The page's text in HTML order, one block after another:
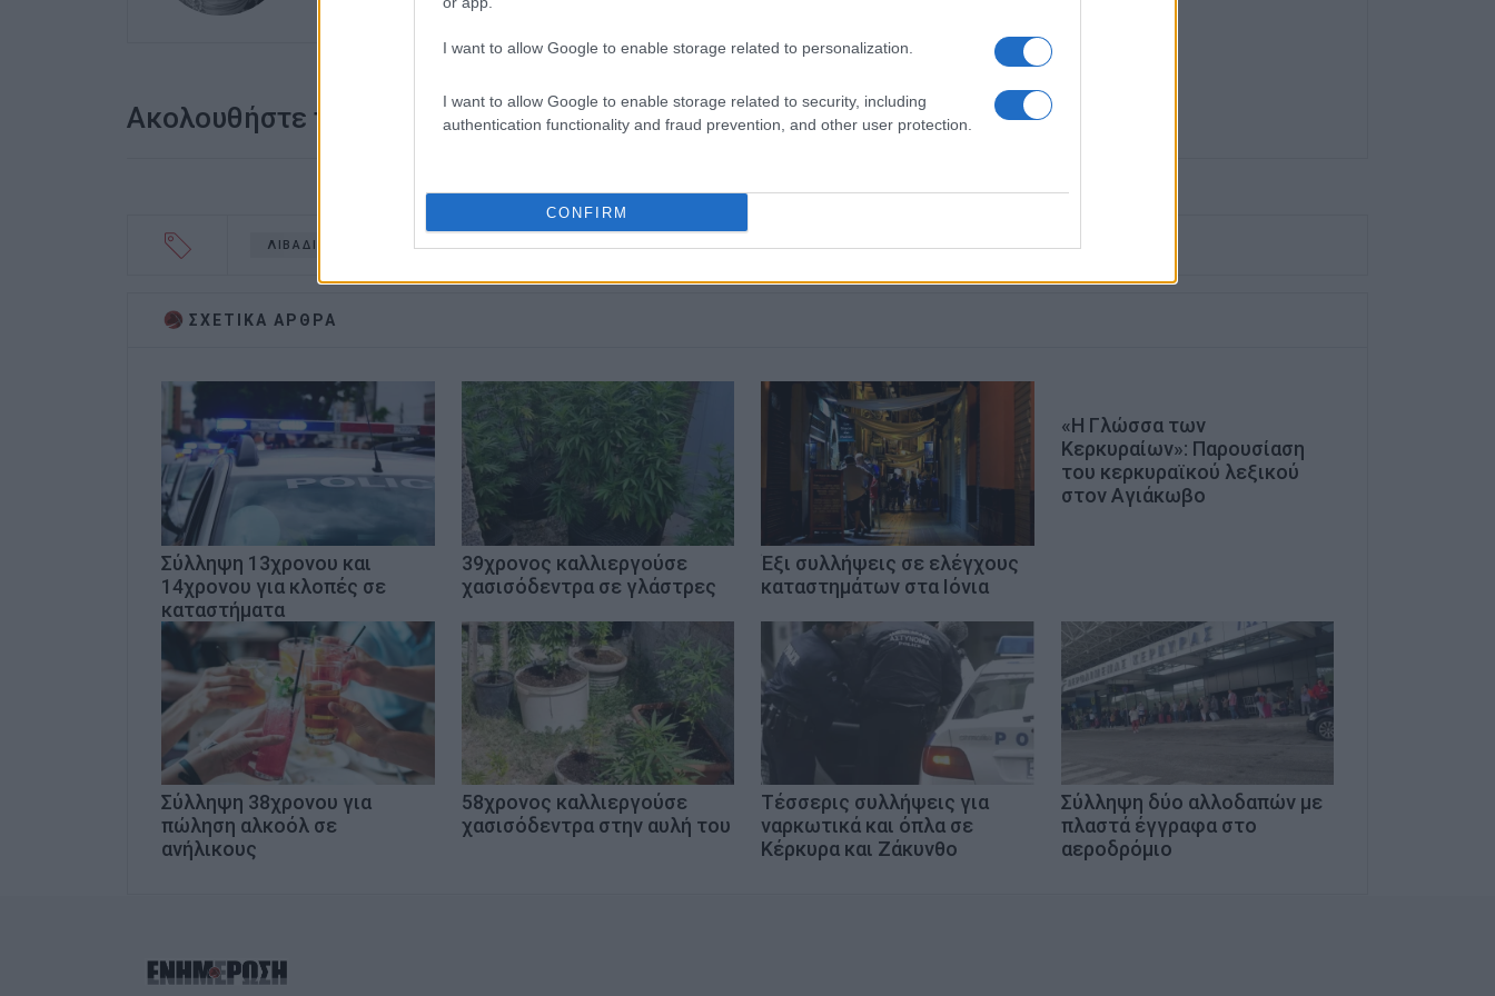
I want to allow Google to enable storage related to personalization.
I want to allow Google to enable storage related to security, including
authentication functionality and fraud prevention, and other user protection.
CONFIRM
Ακολουθήστε το enimerosi στοFacebook
ΛΙΒΑΔΙ ΤΟΥ ΡΟΠΑ ΑΣΤΥΝΟΜΙΑ ΛΗΣΤΕΙΕΣ ΔΙΑΡΡΗΞΕΙΣ ΣΥΛΛΗΨΕΙΣ ΚΕΡΚΥΡΑ
ΣΧΕΤΙΚA AΡΘΡΑ
Σύλληψη 13χρονου και
14χρονου για κλοπές σε
καταστήματα
39χρονος καλλιεργούσε
χασισόδεντρα σε γλάστρες
Έξι συλλήψεις σε ελέγχους
καταστημάτων στα Ιόνια
«Η Γλώσσα των
Κερκυραίων»: Παρουσίαση
του κερκυραϊκού λεξικού
στον Αγιάκωβο
Σύλληψη 38χρονου για
πώληση αλκοόλ σε
ανήλικους
58χρονος καλλιεργούσε
χασισόδεντρα στην αυλή του
Tέσσερις συλλήψεις για
ναρκωτικά και όπλα σε
Κέρκυρα και Ζάκυνθο
Σύλληψη δύο αλλοδαπών με
πλαστά έγγραφα στο
αεροδρόμιο